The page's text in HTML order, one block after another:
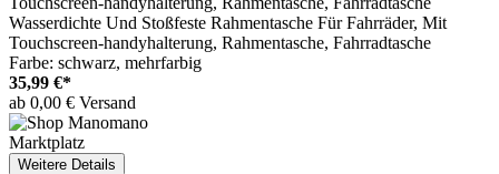
Wasserdichte Und Stoßfeste Rahmentasche Für Fahrräder, Mit
Touchscreen-handyhalterung, Rahmentasche, Fahrradtasche
Farbe: schwarz, mehrfarbig
35,99 €*
ab 0,00 € Versand
Marktplatz
Weitere Details